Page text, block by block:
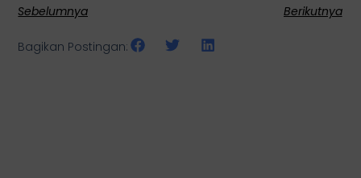
Sebelumnya Berikutnya
Bagikan Postingan: